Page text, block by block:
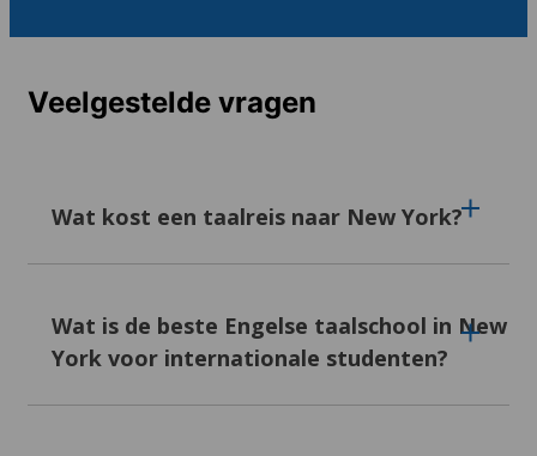
Veelgestelde vragen
Wat kost een taalreis naar New York?
en 1.995 euro, afhankelijk van factoren als de
locatie van de school, de faciliteiten, het type
cursus en de inbegrepen extra's.
Wat is de beste Engelse taalschool in New
York voor internationale studenten?